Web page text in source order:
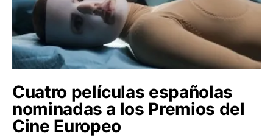
Cuatro películas españolas
nominadas a los Premios del
Cine Europeo